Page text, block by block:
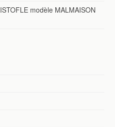
modèle MALMAISON